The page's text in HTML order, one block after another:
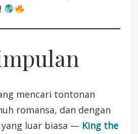
mencari tontonan
romansa, dan dengan
luar biasa — King the